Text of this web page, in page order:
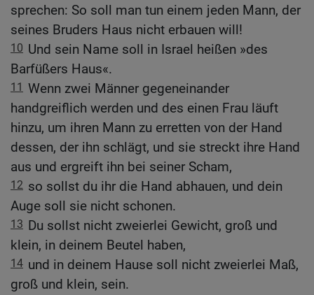
sprechen: So soll man tun einem jeden Mann, der
seines Bruders Haus nicht erbauen will!
10 Und sein Name soll in Israel heißen »des
Barfüßers Haus«.
11 Wenn zwei Männer gegeneinander
handgreiflich werden und des einen Frau läuft
hinzu, um ihren Mann zu erretten von der Hand
dessen, der ihn schlägt, und sie streckt ihre Hand
aus und ergreift ihn bei seiner Scham,
12 so sollst du ihr die Hand abhauen, und dein
Auge soll sie nicht schonen.
13 Du sollst nicht zweierlei Gewicht, groß und
klein, in deinem Beutel haben,
14 und in deinem Hause soll nicht zweierlei Maß,
groß und klein, sein.